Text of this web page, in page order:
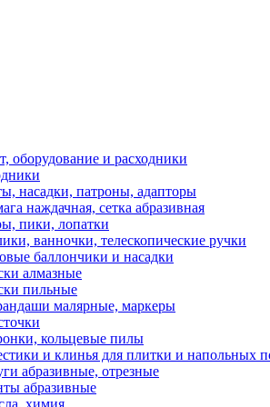
оборудование и расходники
насадки, патроны, адапторы
наждачная, сетка абразивная
пики, лопатки
ванночки, телескопические ручки
баллончики и насадки
алмазные
пильные
малярные, маркеры
кольцевые пилы
и клинья для плитки и напольных
абразивные, отрезные
абразивные
химия